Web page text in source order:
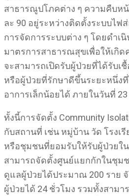
สาธารณูปโภคต่าง ๆ ความคืบหน้
ละ 90 อยู่ระหว่างติดตั้งระบบไฟ
การจัดการระบบต่าง ๆ โดยดำเ
มาตรการสาธารณสุขเพื่อให้เกิ
จะสามารถเปิดรับผู้ป่วยที่ได้รับเชื้
หรือผู้ป่วยที่รักษาดีขึ้นระยะหนึ่ง
อาการเล็กน้อยได้ ภายในวันที่
ทั้งนี้การจัดตั้ง Community
กับสถานที่ เช่น หมู่บ้าน วัด โรงเ
หรือชุมชนที่ยอมรับให้รับผู้ป่วยใ
สามารถจัดตั้งศูนย์แยกกักในชุม
ดูแลผู้ป่วยได้ประมาณ 200 ราย
ผู้ป่วยได้ 24 ชั่วโมง รวมทั้งสามา